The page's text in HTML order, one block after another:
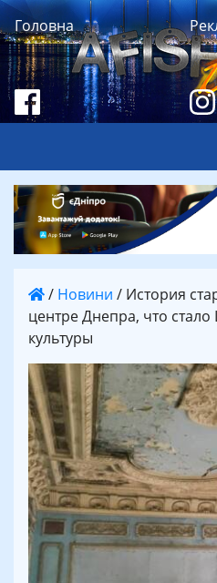
Головна
/ Новини / История
центре Днепра, что
культуры